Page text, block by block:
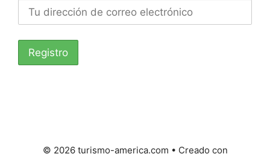
© 2026 turismo-america.com • Creado con